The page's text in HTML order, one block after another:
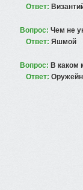
Ответ:
Вопрос: Чем не
Ответ: Яшмой
Вопрос: В каком
Ответ: